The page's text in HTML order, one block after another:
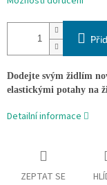
Dodejte svým židlím
elastickými potahy na
Detailní informace
ZEPTAT SE